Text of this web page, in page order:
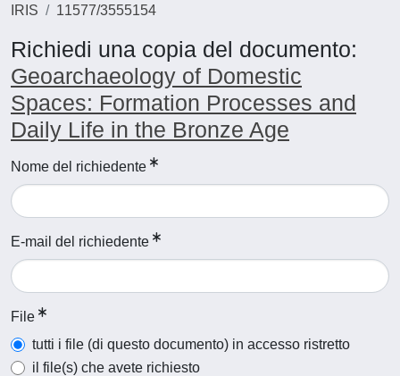
IRIS 11577/3555154
Richiedi una copia del documento:
Geoarchaeology of Domestic
Spaces: Formation Processes and
Daily Life in the Bronze Age
Nome del richiedente
E-mail del richiedente
File
tutti i file (di questo documento) in accesso ristretto
il file(s) che avete richiesto